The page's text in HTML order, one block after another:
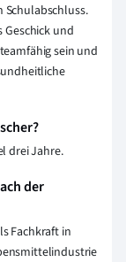
und
sein und
drei Jahre.
der
Fachkraft in